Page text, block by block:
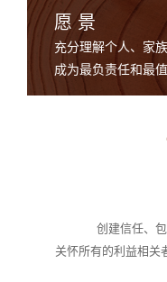
愿 景
充分理解个人、家
成为最负责任和最
创建信任、
关怀所有的利益相关